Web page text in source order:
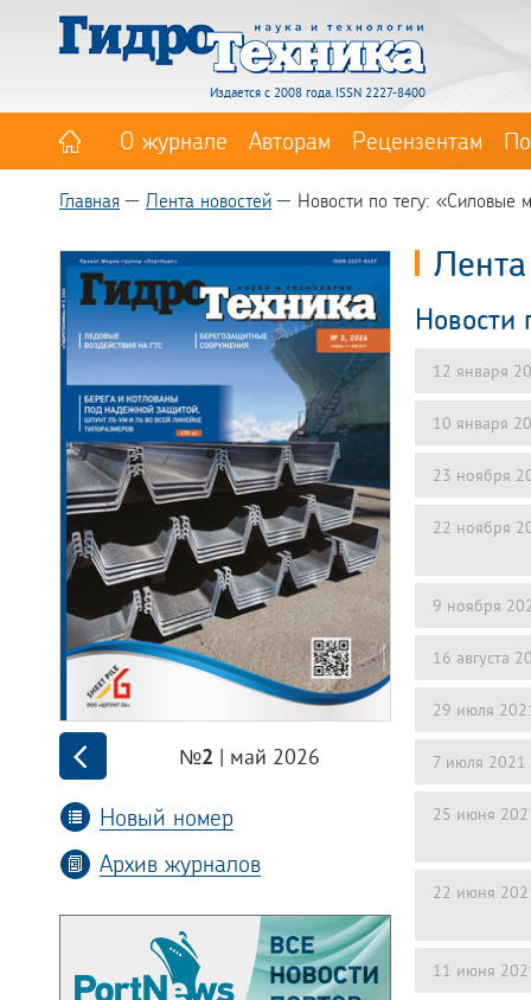
Издается с 2008 года. ISSN 2227-8400
О журнале Авторам Рецензентам
Главная Лента новостей Новости по тегу: «Силовые
№2 | май 2026
Новый номер
Архив журналов
Новости
12 января
10 января
23 ноября
22 ноября
9 ноября
16 августа
29 июля
7 июля 2021
25 июня
22 июня
11 июня